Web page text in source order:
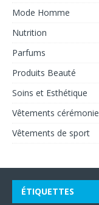
Mode Homme
Nutrition
Parfums
Produits Beauté
Soins et Esthétique
Vêtements cérémonie
Vêtements de sport
ÉTIQUETTES